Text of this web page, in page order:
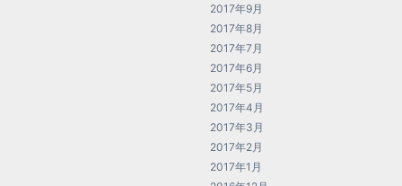
2017年9月
2017年8月
2017年7月
2017年6月
2017年5月
2017年4月
2017年3月
2017年2月
2017年1月